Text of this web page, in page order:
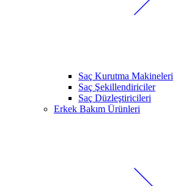
Saç Kurutma Makineleri
Saç Şekillendiriciler
Saç Düzleştiricileri
Erkek Bakım Ürünleri